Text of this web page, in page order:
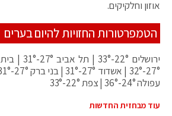
אוזון וחלקיקים.
הטמפרטורות החזויות להיום בערים
עפולה 24°-36° | צפת 22°-33°
עוד מבחזית החדשות